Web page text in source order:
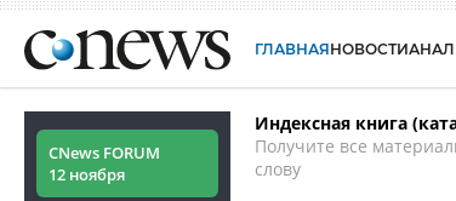
ГЛАВНАЯНОВОСТИ
CNews FORUM
12 ноября
Индексная книга
Получите все
слову